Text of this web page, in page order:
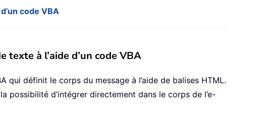
code VBA
à l’aide d’un code VBA
définit le corps du message à l’aide de balises HTML.
possibilité d’intégrer directement dans le corps de l’e-